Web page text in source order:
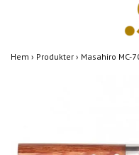
Hem › Produkter › Masahiro MC-